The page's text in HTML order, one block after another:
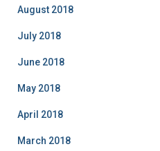
August 2018
July 2018
June 2018
May 2018
April 2018
March 2018